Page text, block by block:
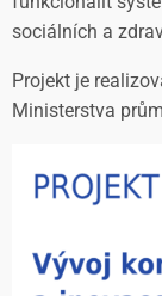
sociálních a
Projekt je
Ministerstva